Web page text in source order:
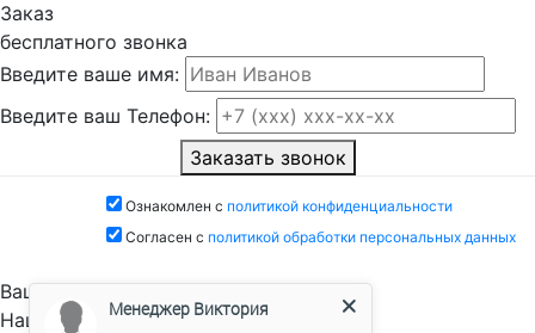
Заказ
бесплатного звонка
Введите ваше имя:
Введите ваш Телефон:
Заказать звонок
Ознакомлен с политикой конфиденциальности
Согласен с политикой обработки персональных данных
Ваша заявка отправлена!
Наш специалист позвонит вам
Менеджер Виктория